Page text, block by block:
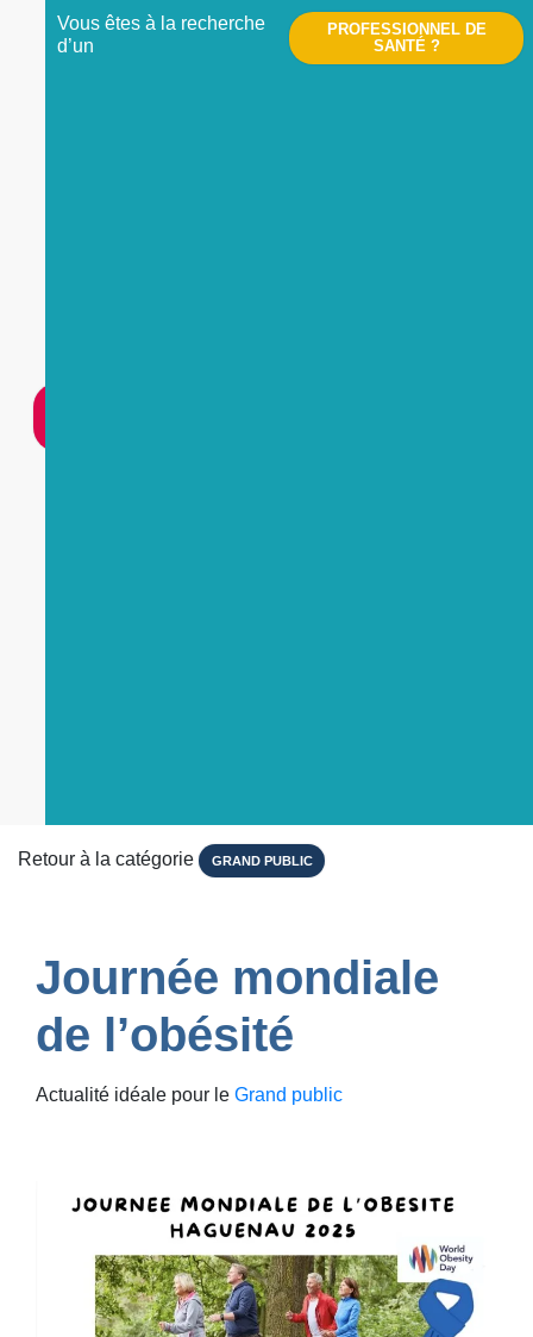
Vous êtes à la recherche
d’un
PROFESSIONNEL DE
SANTÉ ?
Retour à la catégorie GRAND PUBLIC
Journée mondiale
de l’obésité
Actualité idéale pour le Grand public